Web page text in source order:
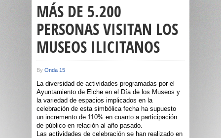
MÁS DE 5.200
PERSONAS VISITAN LOS
MUSEOS ILICITANOS
By Onda 15
La diversidad de actividades programadas por el
Ayuntamiento de Elche en el Día de los Museos y
la variedad de espacios implicados en la
celebración de esta simbólica fecha ha supuesto
un incremento de 110% en cuanto a participación
de público en relación al año pasado.
Las actividades de celebración se han realizado en